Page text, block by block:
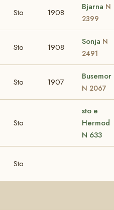
Sto 1908
Bjarna N
2399
Sto 1908
Sonja N
2491
Sto 1907
Busemor
N 2067
Sto
sto e
Hermod
N 633
Sto